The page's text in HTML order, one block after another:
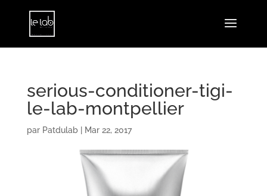
serious-conditioner-tigi-
le-lab-montpellier
par Patdulab| Mar 22, 2017